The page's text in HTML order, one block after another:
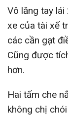
Vô lăng tay
xe của tài xế
các cần gạt
Cũng được
hơn.
Hai tấm che
không chị